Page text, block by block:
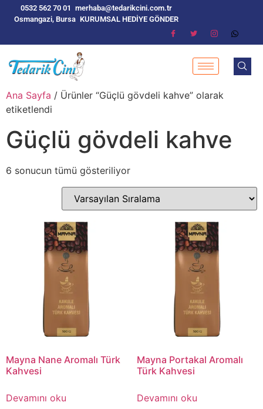
0532 562 70 01 merhaba@tedarikcini.com.tr
Osmangazi, Bursa KURUMSAL HEDİYE GÖNDER
Ana Sayfa / Ürünler “Güçlü gövdeli kahve” olarak
etiketlendi
Güçlü gövdeli kahve
6 sonucun tümü gösteriliyor
Mayna Nane Aromalı Türk
Kahvesi
Devamını oku
Mayna Portakal Aromalı
Türk Kahvesi
Devamını oku